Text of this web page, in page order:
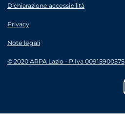
Dichiarazione accessibilità
Privacy
Note legali
© 2020 ARPA Lazio - P.Iva 00915900575